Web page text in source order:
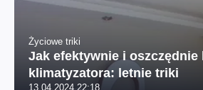
Życiowe triki
Jak efektywnie i oszczędnie
klimatyzatora: letnie triki
13.04.2024 22:18